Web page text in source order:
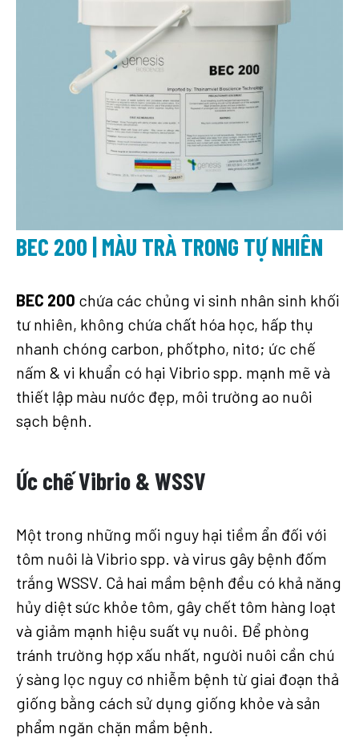
BEC 200 | MÀU TRÀ TRONG TỰ NHIÊN
BEC 200 chứa các chủng vi sinh nhân sinh khối
tư nhiên, không chứa chất hóa học, hấp thụ
nhanh chóng carbon, phốtpho, nitơ; ức chế
nấm & vi khuẩn có hại Vibrio spp. mạnh mẽ và
thiết lập màu nước đẹp, môi trường ao nuôi
sạch bệnh.
Ức chế Vibrio & WSSV
Một trong những mối nguy hại tiềm ẩn đối với
tôm nuôi là Vibrio spp. và virus gây bệnh đốm
trắng WSSV. Cả hai mầm bệnh đều có khả năng
hủy diệt sức khỏe tôm, gây chết tôm hàng loạt
và giảm mạnh hiệu suất vụ nuôi. Để phòng
tránh trường hợp xấu nhất, người nuôi cần chú
ý sàng lọc nguy cơ nhiễm bệnh từ giai đoạn thả
giống bằng cách sử dụng giống khỏe và sản
phẩm ngăn chặn mầm bệnh.